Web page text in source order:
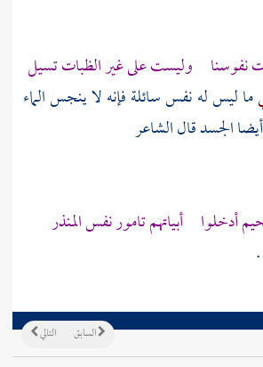
نفوسنا وليست على غير الظبات تسيل
ما ليس له نفس سائلة فإنه لا ينجس الماء
الجسد قال الشاعر
أدخلوا أبياتهم تامور نفس المنذر
.
التالي السابق